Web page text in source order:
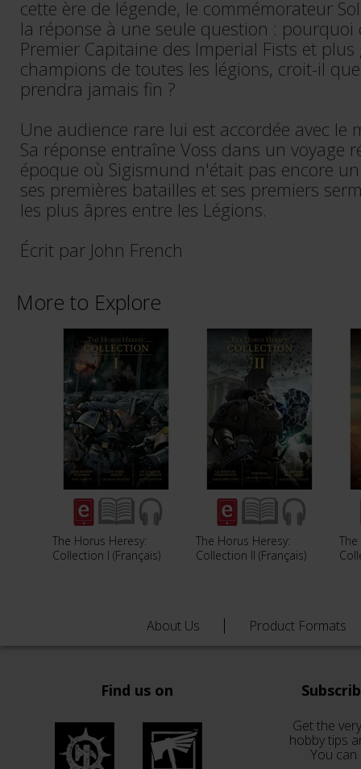
cette ère de légende, le commémorateur
la réponse à une seule question : pourquoi
Premier Capitaine des Imperial Fists et
champions de toutes les légions, croit-il
prendra jamais fin ?
Une audience rare lui est accordée avec le
Sa réponse entraîne Voss dans un voyage
époque où Sigismund n'était pas encore
ses premières batailles et ses premiers
les plus âpres entre les Légions.
Écrit par John French
More to Explore
The Horus Heresy:
Collection I (Français)
The Horus Heresy:
Collection II (Français)
About Us Product Formats
Find us on
Get the
hobby tips
You